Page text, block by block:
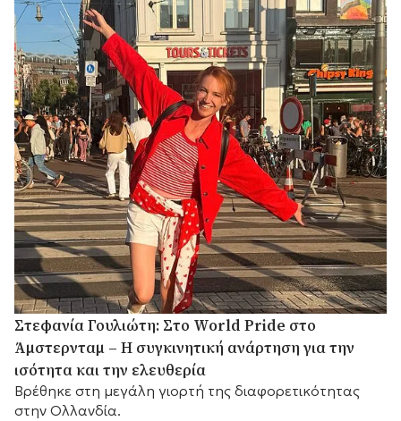
Στεφανία Γουλιώτη: Στο World Pride στο
Άμστερνταμ – Η συγκινητική ανάρτηση για την
ισότητα και την ελευθερία
Βρέθηκε στη μεγάλη γιορτή της διαφορετικότητας
στην Ολλανδία.